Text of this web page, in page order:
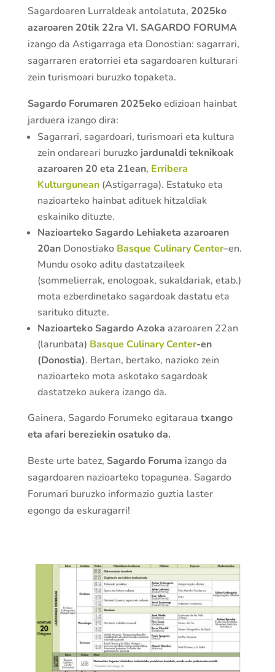
Sagardoaren Lurraldeak antolatuta, 2025ko
azaroaren 20tik 22ra VI. SAGARDO FORUMA
izango da Astigarraga eta Donostian: sagarrari,
sagarraren eratorriei eta sagardoaren kulturari
zein turismoari buruzko topaketa.
Sagardo Forumaren 2025ekoedizioan hainbat
jarduera izango dira:
Sagarrari, sagardoari, turismoari eta kultura
zein ondareari buruzko jardunaldi teknikoak
azaroaren 20 eta 21ean, Erribera
Kulturgunean(Astigarraga). Estatuko eta
nazioarteko hainbat adituek hitzaldiak
eskainiko dituzte.
Nazioarteko Sagardo Lehiaketa azaroaren
20anDonostiako Basque Culinary Center–en.
Mundu osoko aditu dastatzaileek
(sommelierrak, enologoak, sukaldariak, etab.)
mota ezberdinetako sagardoak dastatu eta
sarituko dituzte.
Nazioarteko Sagardo Azoka azaroaren 22an
(larunbata) Basque Culinary Center-en
(Donostia). Bertan, bertako, nazioko zein
nazioarteko mota askotako sagardoak
dastatzeko aukera izango da.
Gainera, Sagardo Forumeko egitaraua txango
eta afari bereziekin osatuko da.
Beste urte batez, Sagardo Foruma izangoda
sagardoaren nazioartekotopagunea. Sagardo
Forumari buruzko informazioguztia laster
egongoda eskuragarri!